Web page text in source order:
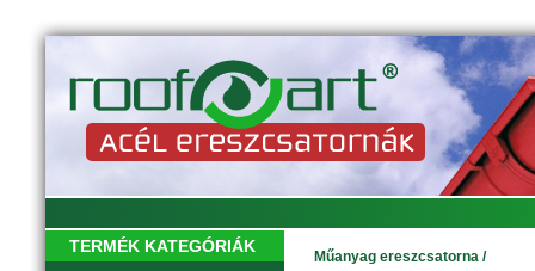
TERMÉK KATEGÓRIÁK
Műanyag ereszcsatorna /